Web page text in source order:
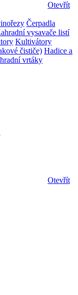
Otevřít
Čerpadla
vysavače listí
Kultivátory
čističe) Hadice a
vrtáky
Otevřít